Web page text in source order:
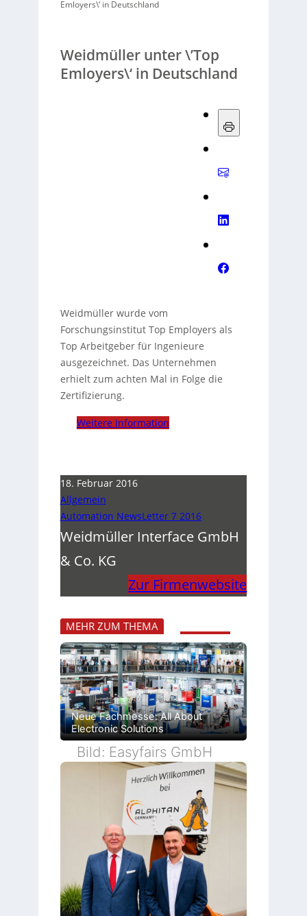
Emloyers\‘ in Deutschland
Weidmüller unter \’Top
Emloyers\‘ in Deutschland
Weidmüller wurde vom
Forschungsinstitut Top Employers als
Top Arbeitgeber für Ingenieure
ausgezeichnet. Das Unternehmen
erhielt zum achten Mal in Folge die
Zertifizierung.
Weitere Information
18. Februar 2016
Allgemein
Automation NewsLetter 7 2016
Weidmüller Interface GmbH
& Co. KG
Zur Firmenwebsite
MEHR ZUM THEMA
Neue Fachmesse: All About
Electronic Solutions
Bild: Easyfairs GmbH